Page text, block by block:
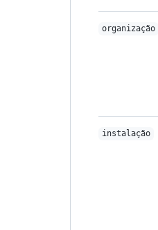
organização
instalação